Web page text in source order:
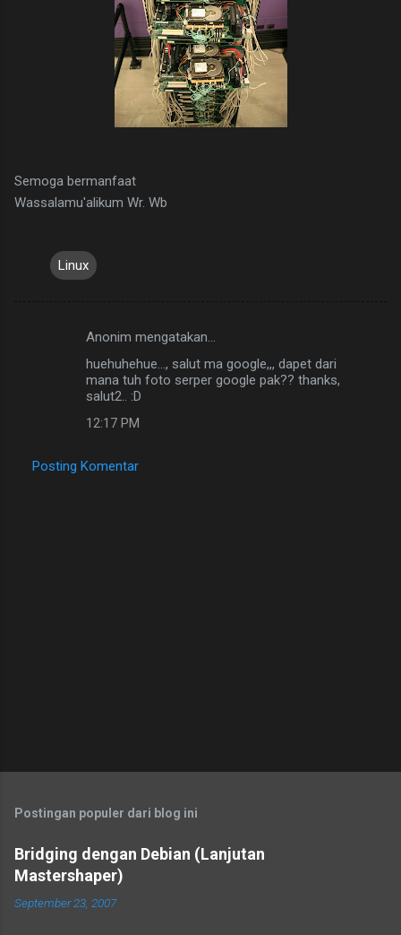
Semoga bermanfaat
Wassalamu'alikum Wr. Wb
Linux
t
Anonim mengatakan…
huehuhehue..., salut ma google,,, dapet dari
mana tuh foto serper google pak?? thanks,
salut2.. :D
12:17 PM
Posting Komentar
Postingan populer dari blog ini
Bridging dengan Debian (Lanjutan
Mastershaper)
September 23, 2007